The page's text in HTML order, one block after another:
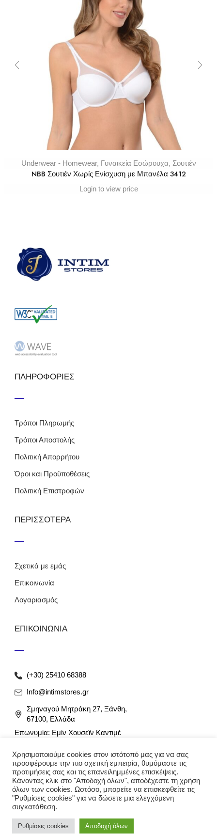
Underwear - Homewear, Γυναικεία Εσώρουχα, Σουτιέν
NBB Σουτιέν Χωρίς Ενίσχυση με Μπανέλα 3412
Login to view price
ΠΛΗΡΟΦΟΡΙΕΣ
Τρόποι Πληρωμής
Τρόποι Αποστολής
Πολιτική Απορρήτου
Όροι και Προϋποθέσεις
Πολιτική Επιστροφών
ΠΕΡΙΣΣΟΤΕΡΑ
Σχετικά με εμάς
Επικοινωνία
Λογαριασμός
ΕΠΙΚΟΙΝΩΝΙΑ
(+30) 25410 68388
Info@intimstores.gr
Σμηναγού Μητράκη 27, Ξάνθη,
67100, Ελλάδα
Επωνυμία: Εμίν Χουσεϊν Καντιμέ
Αρ. Γ.Ε.ΜΗ: 012349946000
© 2023 intimstores. Με την επιφύλαξη κάθε νόμιμου
Χρησιμοποιούμε cookies στον ιστότοπό μας για να σας
προσφέρουμε την πιο σχετική εμπειρία, θυμόμαστε τις
προτιμήσεις σας και τις επανειλημμένες επισκέψεις.
Κάνοντας κλικ στο "Αποδοχή όλων", αποδέχεστε τη χρήση
όλων των cookies. Ωστόσο, μπορείτε να επισκεφθείτε τις
"Ρυθμίσεις cookies" για να δώσετε μια ελεγχόμενη
συγκατάθεση.
Ρυθμίσεις cookies Αποδοχή όλων